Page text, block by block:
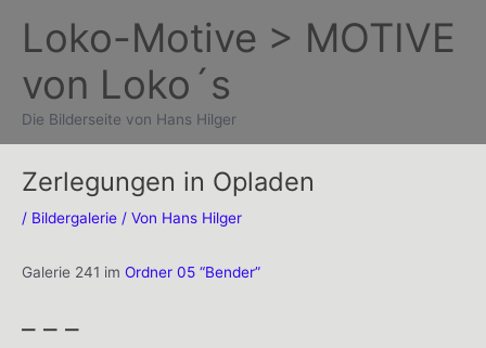
Loko-Motive > MOTIVE
von Loko´s
Die Bilderseite von Hans Hilger
Zerlegungen in Opladen
/ Bildergalerie / Von Hans Hilger
Galerie 241 im Ordner 05 “Bender”
– – –